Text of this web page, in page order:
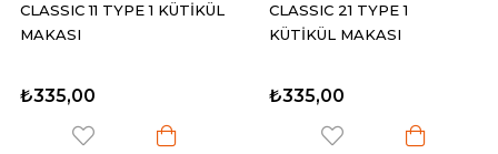
CLASSIC 11 TYPE 1 KÜTİKÜL
MAKASI
₺335,00
CLASSIC 21 TYPE 1
KÜTİKÜL MAKASI
₺335,00